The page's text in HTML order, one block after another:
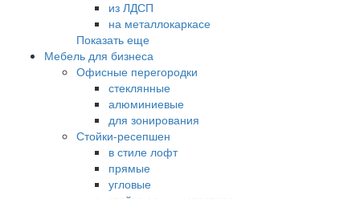
из ЛДСП
на металлокаркасе
Показать еще
Мебель для бизнеса
Офисные перегородки
стеклянные
алюминиевые
для зонирования
Стойки-ресепшен
в стиле лофт
прямые
угловые